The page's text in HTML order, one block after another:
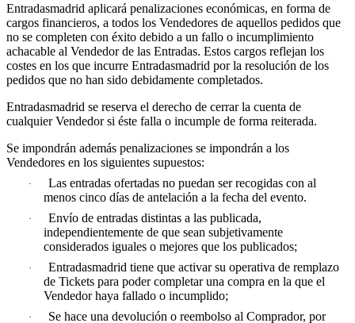
Entradasmadrid aplicará penalizaciones económicas, en forma de
cargos financieros, a todos los Vendedores de aquellos pedidos que
no se completen con éxito debido a un fallo o incumplimiento
achacable al Vendedor de las Entradas. Estos cargos reflejan los
costes en los que incurre Entradasmadrid por la resolución de los
pedidos que no han sido debidamente completados.
Entradasmadrid se reserva el derecho de cerrar la cuenta de
cualquier Vendedor si éste falla o incumple de forma reiterada.
Se impondrán además penalizaciones se impondrán a los
Vendedores en los siguientes supuestos:
·
Las entradas ofertadas no puedan ser recogidas con al
menos cinco días de antelación a la fecha del evento.
·
Envío de entradas distintas a las publicada,
independientemente de que sean subjetivamente
considerados iguales o mejores que los publicados;
·
Entradasmadrid tiene que activar su operativa de remplazo
de Tickets para poder completar una compra en la que el
Vendedor haya fallado o incumplido;
· Se hace una devolución o reembolso al Comprador, por